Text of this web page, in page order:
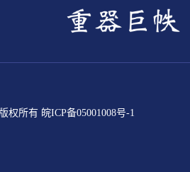
权所有 皖ICP备05001008号-1